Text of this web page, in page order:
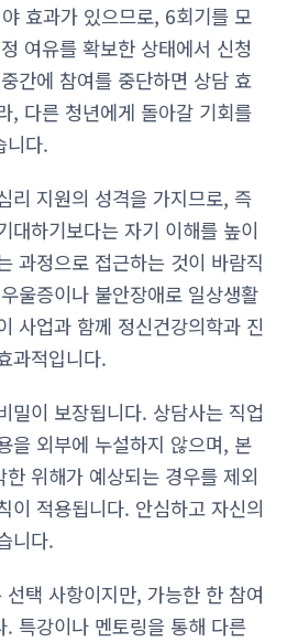
효과가 있으므로, 6회기를 모
여유를 확보한 상태에서 신청
간에 참여를 중단하면 상담 효
, 다른 청년에게 돌아갈 기회를
니다.
리 지원의 성격을 가지므로, 즉
대하기보다는 자기 이해를 높이
과정으로 접근하는 것이 바람직
울증이나 불안장애로 일상생활
사업과 함께 정신건강의학과 진
과적입니다.
밀이 보장됩니다. 상담사는 직업
을 외부에 누설하지 않으며, 본
위해가 예상되는 경우를 제외
이 적용됩니다. 안심하고 자신의
니다.
택 사항이지만, 가능한 한 참여
특강이나 멘토링을 통해 다른